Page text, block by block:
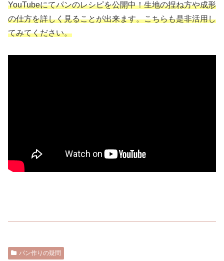
YouTubeにてパンのレシピを公開中！生地の捏ね方や成形
の仕方を詳しく見ることが出来ます。こちらも是非活用し
てみてください。
パン作りの疑問